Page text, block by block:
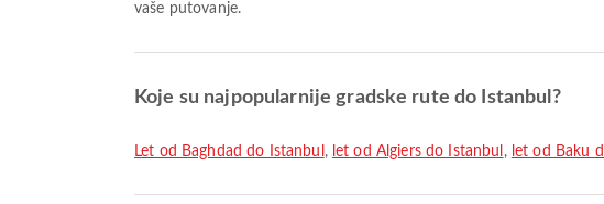
vaše putovanje.
Koje su najpopularnije gradske rute do Istanbul?
let od Baghdad do Istanbul , let od Algiers do Istanbul , let od Baku